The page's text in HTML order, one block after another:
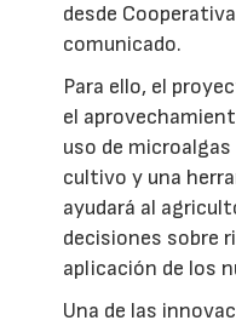
desde
comunicado.
Para ello, el
el
uso de
cultivo y una
ayudará al
decisiones sobre
aplicación de los
Una de las